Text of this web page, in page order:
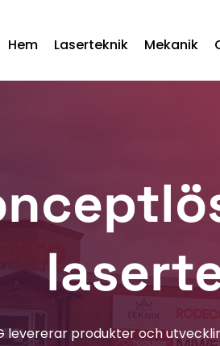
Hem Laserteknik Mekanik
levererar produkter och